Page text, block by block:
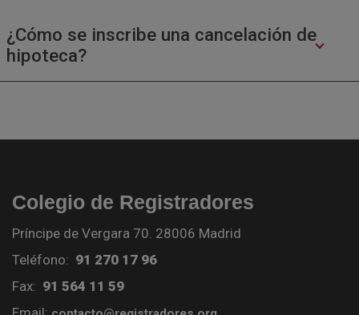
¿Cómo se inscribe una cancelación de
hipoteca?
Colegio de Registradores
Príncipe de Vergara 70. 28006 Madrid
Teléfono: 91 270 17 96
Fax: 91 564 11 59